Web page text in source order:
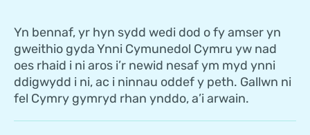
Yn bennaf, yr hyn sydd wedi dod o fy amser yn
gweithio gyda Ynni Cymunedol Cymru yw nad
oes rhaid i ni aros i’r newid nesaf ym myd ynni
ddigwydd i ni, ac i ninnau oddef y peth. Gallwn ni
fel Cymry gymryd rhan ynddo, a’i arwain.